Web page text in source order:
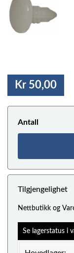
Kr 50,00
Antall
Tilgjengelighet
Nettbutikk og
Se lagerstatus i